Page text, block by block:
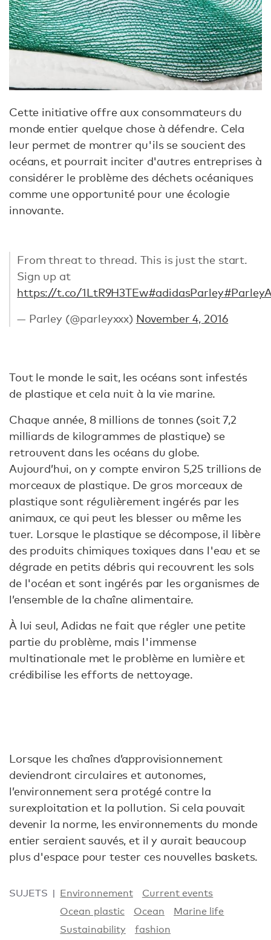
Cette initiative offre aux consommateurs du
monde entier quelque chose à défendre. Cela
leur permet de montrer qu'ils se soucient des
océans, et pourrait inciter d'autres entreprises à
considérer le problème des déchets océaniques
comme une opportunité pour une écologie
innovante.
From threat to thread. This is just the start.
Sign up at
https://t.co/1LtR9H3TEw#adidasParley
— Parley (@parleyxxx) November 4, 2016
Tout le monde le sait, les océans sont infestés
de plastique et cela nuit à la vie marine.
Chaque année, 8 millions de tonnes (soit 7,2
milliards de kilogrammes de plastique) se
retrouvent dans les océans du globe.
Aujourd’hui, on y compte environ 5,25 trillions de
morceaux de plastique. De gros morceaux de
plastique sont régulièrement ingérés par les
animaux, ce qui peut les blesser ou même les
tuer. Lorsque le plastique se décompose, il libère
des produits chimiques toxiques dans l'eau et se
dégrade en petits débris qui recouvrent les sols
de l'océan et sont ingérés par les organismes de
l’ensemble de la chaîne alimentaire.
À lui seul, Adidas ne fait que régler une petite
partie du problème, mais l'immense
multinationale met le problème en lumière et
crédibilise les efforts de nettoyage.
Lorsque les chaînes d’approvisionnement
deviendront circulaires et autonomes,
l’environnement sera protégé contre la
surexploitation et la pollution. Si cela pouvait
devenir la norme, les environnements du monde
entier seraient sauvés, et il y aurait beaucoup
plus d'espace pour tester ces nouvelles baskets.
SUJETS Environnement
Current events
Ocean plastic
Ocean
Marine life
Sustainability
fashion